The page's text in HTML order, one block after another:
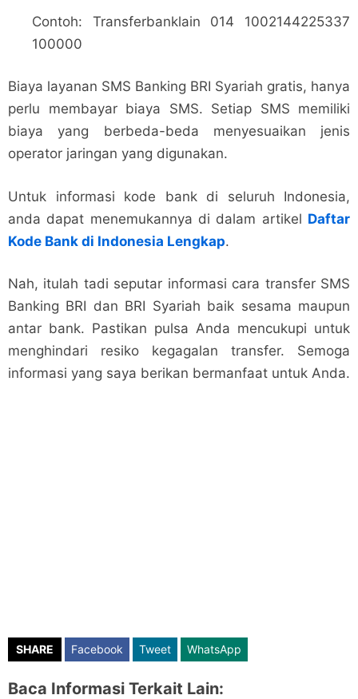
Contoh: Transferbanklain 014 1002144225337
100000
Biaya layanan SMS Banking BRI Syariah gratis, hanya
perlu membayar biaya SMS. Setiap SMS memiliki
biaya yang berbeda-beda menyesuaikan jenis
operator jaringan yang digunakan.
Untuk informasi kode bank di seluruh Indonesia,
anda dapat menemukannya di dalam artikel Daftar
Kode Bank di Indonesia Lengkap.
Nah, itulah tadi seputar informasi cara transfer SMS
Banking BRI dan BRI Syariah baik sesama maupun
antar bank. Pastikan pulsa Anda mencukupi untuk
menghindari resiko kegagalan transfer. Semoga
informasi yang saya berikan bermanfaat untuk Anda.
SHARE Facebook Tweet WhatsApp
Baca Informasi Terkait Lain: